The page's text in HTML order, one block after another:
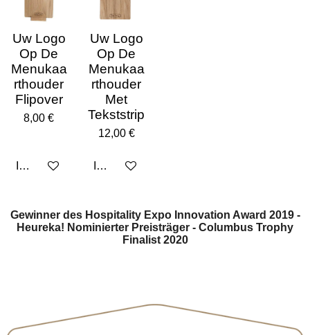
Uw Logo
Op De
Menukaa
rthouder
Flipover
8,00 €
In den Warenkorb
Uw Logo
Op De
Menukaa
rthouder
Met
Tekststrip
12,00 €
In den Warenkorb
Gewinner des Hospitality Expo Innovation Award 2019 -
Heureka! Nominierter Preisträger - Columbus Trophy
Finalist 2020